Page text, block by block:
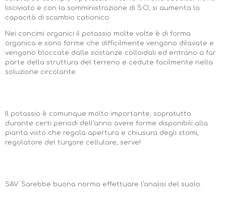
lisciviato e con la somministrazione di S.O, si aumenta la
capacità di scambio cationico.
Nei concimi organici il potassio molte volte è di forma
organica e sono forme che difficilmente vengono dilavate e
vengono bloccate dalle sostanze colloidali ed entrano a far
parte della struttura del terreno e cedute facilmente nella
soluzione circolante.
Il potassio è comunque molto importante, sopratutto
durante certi periodi dell'anno avere forme disponibili alla
pianta visto che regola apertura e chiusura degli stomi,
regolatore del turgore cellulare, serve!
SAV: Sarebbe buona norma effettuare l'analisi del suolo.